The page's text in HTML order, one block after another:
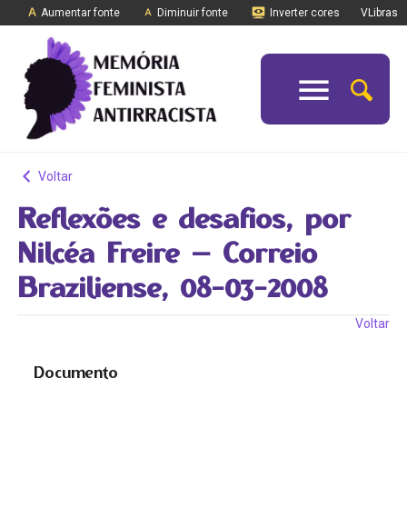
Aumentar fonte Diminuir fonte Inverter cores VLibras
Voltar
Reflexões e desafios, por
Nilcéa Freire – Correio
Braziliense, 08-03-2008
Voltar
Documento